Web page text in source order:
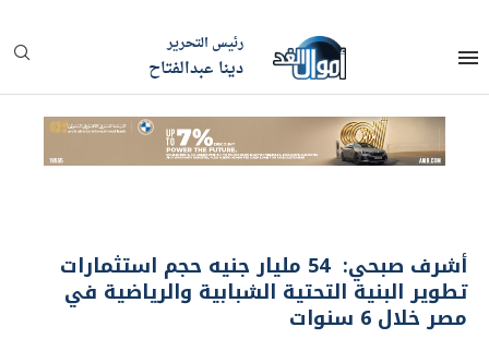
رئيس التحرير
دينا عبدالفتاح
أشرف صبحي: 54 مليار جنيه حجم استثمارات
تطوير البنية التحتية الشبابية والرياضية في
مصر خلال 6 سنوات